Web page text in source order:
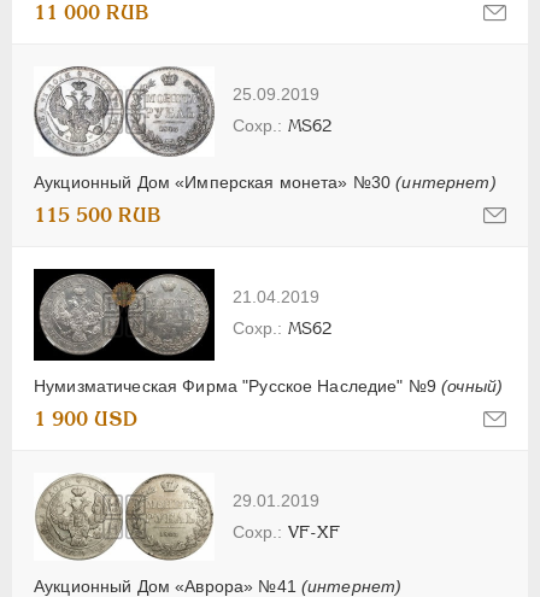
11 000 RUB
25.09.2019
Аукционный Дом «Имперская монета» №30(интернет)
MS62
115 500 RUB
21.04.2019
Нумизматическая Фирма "Русское Наследие" №9(очный)
MS62
1 900 USD
29.01.2019
Аукционный Дом «Аврора» №41 (интернет)
VF-XF